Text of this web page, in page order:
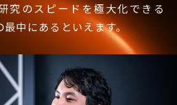
究のスピードを極大化できる
中にあるといえます。